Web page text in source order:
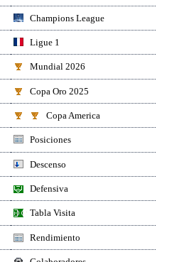
Champions League
Ligue 1
Mundial 2026
Copa Oro 2025
Copa America
Posiciones
Descenso
Defensiva
Tabla Visita
Rendimiento